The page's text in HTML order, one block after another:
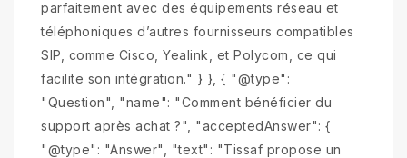
parfaitement avec des équipements réseau et
téléphoniques d’autres fournisseurs compatibles
SIP, comme Cisco, Yealink, et Polycom, ce qui
facilite son intégration." } }, { "@type":
"Question", "name": "Comment bénéficier du
support après achat ?", "acceptedAnswer": {
"@type": "Answer", "text": "Tissaf propose un